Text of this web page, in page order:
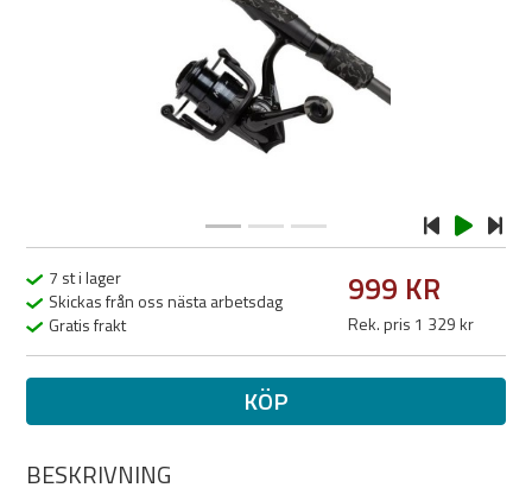
7 st i lager
Skickas från oss nästa arbetsdag
Gratis frakt
999 KR
Rek. pris 1 329 kr
KÖP
BESKRIVNING